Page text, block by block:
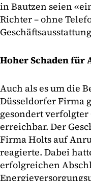
in Bautzen seien
Richter – ohne
Hoher Schaden für
Auch als es um die
Düsseldorfer Firma
gesondert
erreichbar. Der
Firma Holts auf
reagierte. Dabei
erfolgreichen